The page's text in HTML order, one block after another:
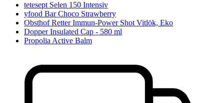
tetesept Selen 150 Intensiv
yfood Bar Choco Strawberry
Obsthof Retter Immun-Power Shot Vitlök, Eko
Dopper Insulated Cap - 580 ml
Propolia Active Balm